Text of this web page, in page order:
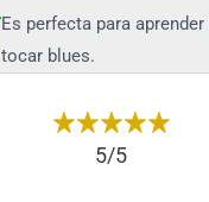
Es perfecta para aprender
tocar blues.
5/5